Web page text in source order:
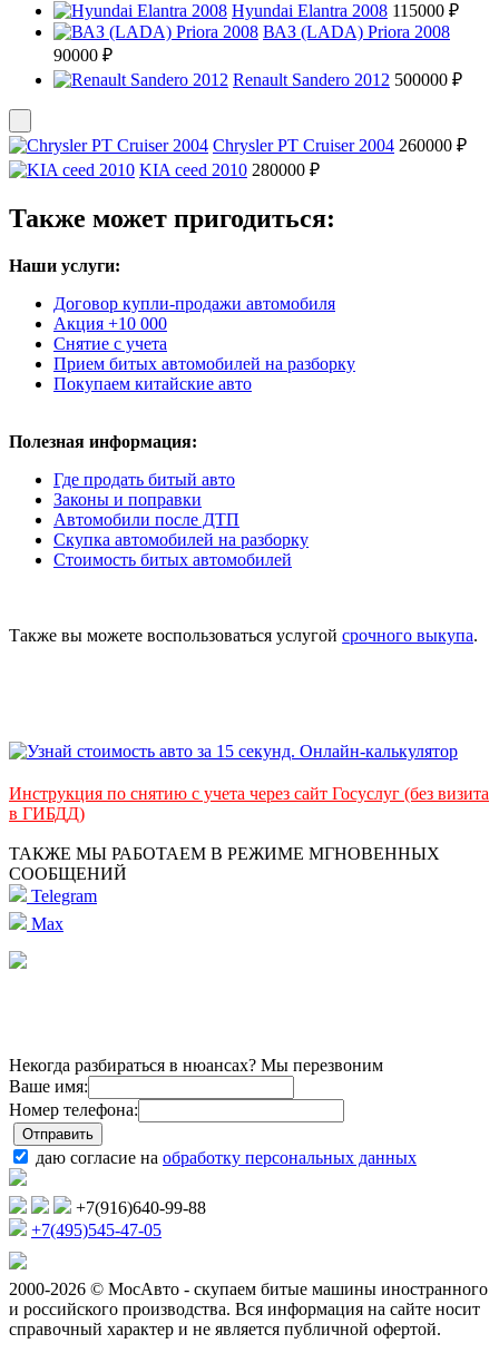
Hyundai Elantra 2008 115000 ₽
ВАЗ (LADA) Priora 2008
90000 ₽
Renault Sandero 2012 500000 ₽
Chrysler PT Cruiser 2004 260000 ₽
KIA ceed 2010 280000 ₽
Также может пригодиться:
Наши услуги:
Договор купли-продажи автомобиля
Акция +10 000
Снятие с учета
Прием битых автомобилей на разборку
Покупаем китайские авто
Полезная информация:
Где продать битый авто
Законы и поправки
Автомобили после ДТП
Скупка автомобилей на разборку
Стоимость битых автомобилей
Также вы можете воспользоваться услугой срочного выкупа.
Инструкция по снятию с учета через сайт Госуслуг (без визита
в ГИБДД)
ТАКЖЕ МЫ РАБОТАЕМ В РЕЖИМЕ МГНОВЕННЫХ
СООБЩЕНИЙ
Telegram
Max
Некогда разбираться в нюансах? Мы перезвоним
Ваше имя:
Номер телефона:
даю согласие на обработку персональных данных
+7(916)640-99-88
+7(495)545-47-05
2000-2026 © МосАвто - скупаем битые машины иностранного
и российского производства. Вся информация на сайте носит
справочный характер и не является публичной офертой.